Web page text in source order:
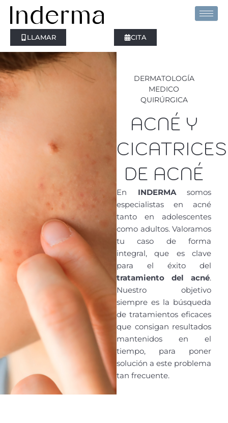
contenido
LLAMAR CITA
DERMATOLOGÍA
MEDICO
QUIRÚRGICA
ACNÉ Y
CICATRICES
DE ACNÉ
En INDERMAsomos
especialistas en acné
tanto en adolescentes
como adultos. Valoramos
tu caso de forma
integral, que es clave
para el éxito del
tratamiento del acné.
Nuestro objetivo
siempre es la búsqueda
de tratamientos eficaces
que consigan resultados
mantenidos en el
tiempo, para poner
solución a este problema
tan frecuente.